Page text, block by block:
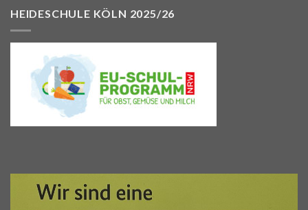
HEIDESCHULE KÖLN 2025/26